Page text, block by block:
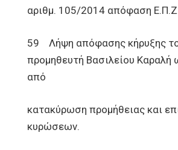
αριθμ. 105/2014 απόφαση
59 Λήψη απόφασης κήρυξης
προμηθευτή Βασιλείου
από
κατακύρωση προμήθειας και
κυρώσεων.